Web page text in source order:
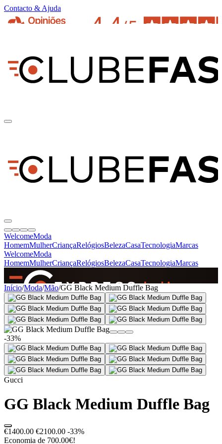
Contacto & Ajuda
WelcomeModa
HomemMulherCriançaRelógiosBelezaCasaTecnologiaMarcas
WelcomeModa
HomemMulherCriançaRelógiosBelezaCasaTecnologiaMarcas
SINCE 2005
+de 36.000 reviews
Início/Moda/Mão/GG Black Medium Duffle Bag
-33%
Gucci
GG Black Medium Duffle Bag
€1400.00 €2100.00 -33%
Economia de 700.00€!